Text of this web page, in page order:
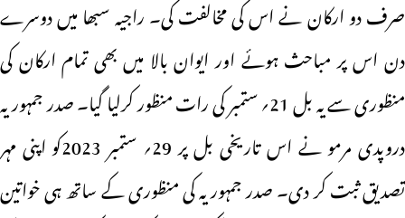
صرف دو ارکان نے اس کی مخالفت کی۔ راجیہ سبھا میں دوسرے
دن اس پر مباحث ہوئے اور ایوان بالا میں بھی تمام ارکان کی
منظوری سے یہ بل 21؍ ستمبر کی رات منظور کرلیا گیا۔ صدر جمہوریہ
دروپدی مرمو نے اس تاریخی بل پر 29؍ ستمبر 2023کو اپنی مہر
تصدیق ثبت کر دی۔ صدر جمہوریہ کی منظوری کے ساتھ ہی خواتین